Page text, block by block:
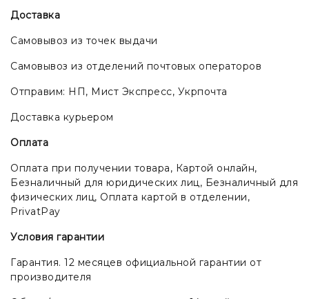
Доставка
Самовывоз из точек выдачи
Самовывоз из отделений почтовых операторов
Отправим: НП, Мист Экспресс, Укрпочта
Доставка курьером
Оплата
Оплата при получении товара, Картой онлайн,
Безналичный для юридических лиц, Безналичный для
физических лиц, Оплата картой в отделении,
PrivatPay
Условия гарантии
Гарантия. 12 месяцев официальной гарантии от
производителя